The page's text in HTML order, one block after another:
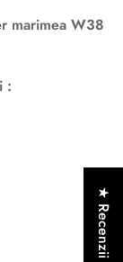
marimea W38
:
★ Recenzii